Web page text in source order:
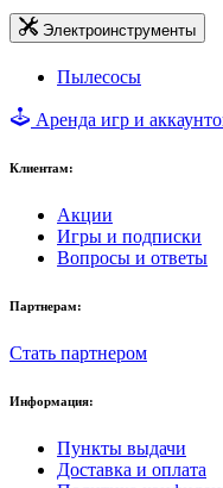
Электроинструменты
Пылесосы
Аренда игр и
Клиентам:
Акции
Игры и подписки
Вопросы и ответы
Партнерам:
Стать партнером
Информация:
Пункты выдачи
Доставка и оплата